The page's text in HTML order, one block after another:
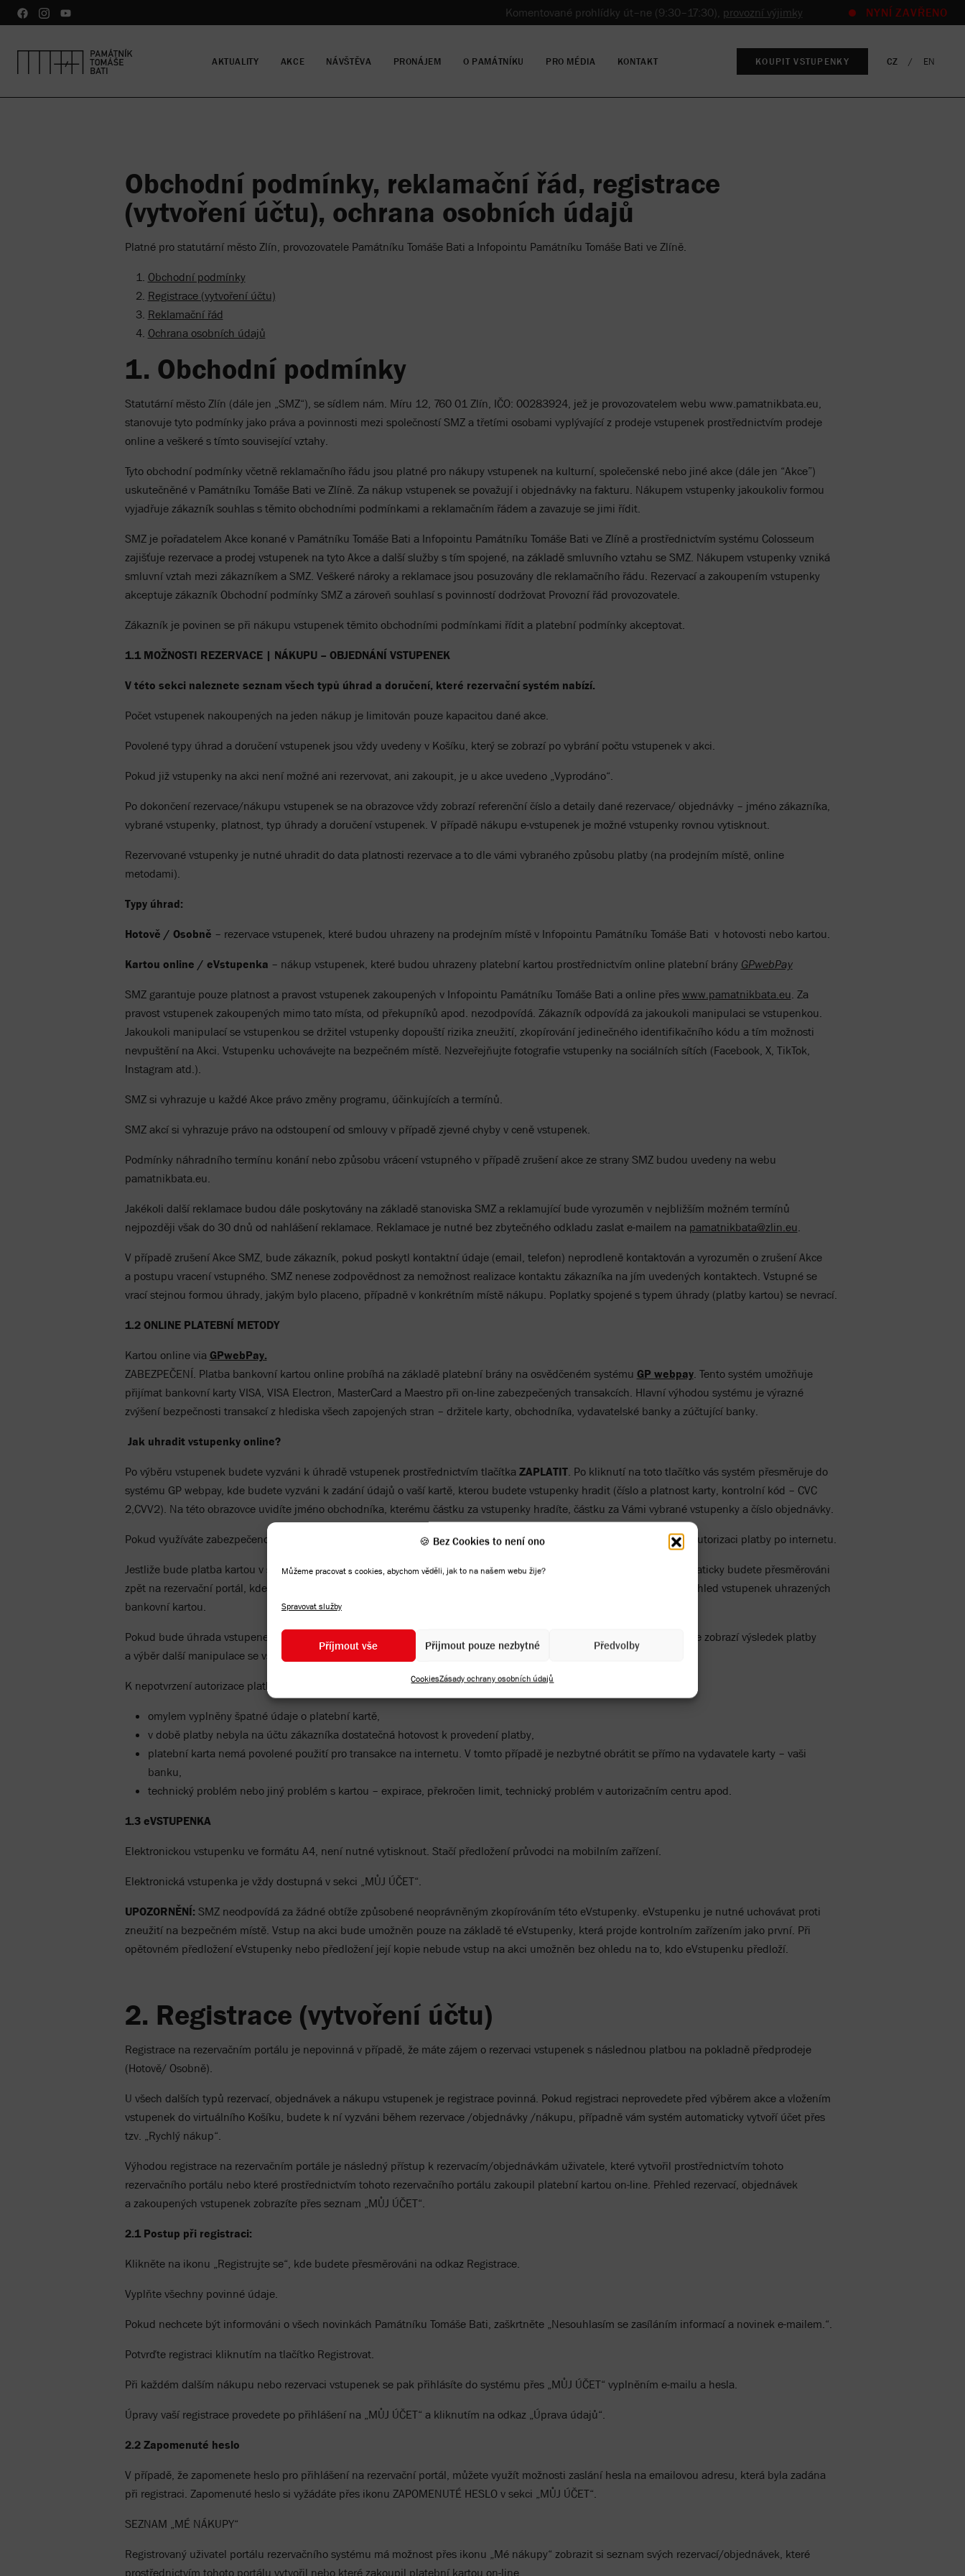
🍪 Bez Cookies to není ono
Můžeme pracovat s cookies, abychom věděli, jak to na našem webu žije?
Spravovat služby
Příjmout vše Přijmout pouze nezbytné Předvolby
CookiesZásady ochrany osobních údajů
Komentované prohlídky út–ne (9:30–17:30), provozní výjimky NYNÍ ZAVŘENO
AKTUALITY AKCE NÁVŠTĚVA PRONÁJEM O PAMÁTNÍKU PRO MÉDIA KONTAKT KOUPIT VSTUPENKY CZ EN
Obchodní podmínky, reklamační řád, registrace
(vytvoření účtu), ochrana osobních údajů
Platné pro statutární město Zlín, provozovatele Památníku Tomáše Bati a Infopointu Památníku Tomáše Bati ve Zlíně.
Obchodní podmínky
Registrace (vytvoření účtu)
Reklamační řád
Ochrana osobních údajů
1. Obchodní podmínky
Statutární město Zlín (dále jen „SMZ“), se sídlem nám. Míru 12, 760 01 Zlín, IČO: 00283924, jež je provozovatelem webu www.pamatnikbata.eu,
stanovuje tyto podmínky jako práva a povinnosti mezi společností SMZ a třetími osobami vyplývající z prodeje vstupenek prostřednictvím prodeje
online a veškeré s tímto související vztahy.
Tyto obchodní podmínky včetně reklamačního řádu jsou platné pro nákupy vstupenek na kulturní, společenské nebo jiné akce (dále jen “Akce”)
uskutečněné v Památníku Tomáše Bati ve Zlíně. Za nákup vstupenek se považují i objednávky na fakturu. Nákupem vstupenky jakoukoliv formou
vyjadřuje zákazník souhlas s těmito obchodními podmínkami a reklamačním řádem a zavazuje se jimi řídit.
SMZ je pořadatelem Akce konané v Památníku Tomáše Bati a Infopointu Památníku Tomáše Bati ve Zlíně a prostřednictvím systému Colosseum
zajišťuje rezervace a prodej vstupenek na tyto Akce a další služby s tím spojené, na základě smluvního vztahu se SMZ. Nákupem vstupenky vzniká
smluvní vztah mezi zákazníkem a SMZ. Veškeré nároky a reklamace jsou posuzovány dle reklamačního řádu. Rezervací a zakoupením vstupenky
akceptuje zákazník Obchodní podmínky SMZ a zároveň souhlasí s povinností dodržovat Provozní řád provozovatele.
Zákazník je povinen se při nákupu vstupenek těmito obchodními podmínkami řídit a platební podmínky akceptovat.
1.1 MOŽNOSTI REZERVACE | NÁKUPU – OBJEDNÁNÍ VSTUPENEK
V této sekci naleznete seznam všech typů úhrad a doručení, které rezervační systém nabízí.
Počet vstupenek nakoupených na jeden nákup je limitován pouze kapacitou dané akce.
Povolené typy úhrad a doručení vstupenek jsou vždy uvedeny v Košíku, který se zobrazí po vybrání počtu vstupenek v akci.
Pokud již vstupenky na akci není možné ani rezervovat, ani zakoupit, je u akce uvedeno „Vyprodáno“.
Po dokončení rezervace/nákupu vstupenek se na obrazovce vždy zobrazí referenční číslo a detaily dané rezervace/ objednávky – jméno zákazníka,
vybrané vstupenky, platnost, typ úhrady a doručení vstupenek. V případě nákupu e-vstupenek je možné vstupenky rovnou vytisknout.
Rezervované vstupenky je nutné uhradit do data platnosti rezervace a to dle vámi vybraného způsobu platby (na prodejním místě, online
metodami).
Typy úhrad:
Hotově / Osobně – rezervace vstupenek, které budou uhrazeny na prodejním místě v Infopointu Památníku Tomáše Bati v hotovosti nebo kartou.
Kartou online / eVstupenka – nákup vstupenek, které budou uhrazeny platební kartou prostřednictvím online platební brány GPwebPay
SMZ garantuje pouze platnost a pravost vstupenek zakoupených v Infopointu Památníku Tomáše Bati a online přeswww.pamatnikbata.eu. Za
pravost vstupenek zakoupených mimo tato místa, od překupníků apod. nezodpovídá. Zákazník odpovídá za jakoukoli manipulaci se vstupenkou.
Jakoukoli manipulací se vstupenkou se držitel vstupenky dopouští rizika zneužití, zkopírování jedinečného identifikačního kódu a tím možnosti
nevpuštění na Akci. Vstupenku uchovávejte na bezpečném místě. Nezveřejňujte fotografie vstupenky na sociálních sítích (Facebook, X, TikTok,
Instagram atd.).
SMZ si vyhrazuje u každé Akce právo změny programu, účinkujících a termínů.
SMZ akcí si vyhrazuje právo na odstoupení od smlouvy v případě zjevné chyby v ceně vstupenek.
Podmínky náhradního termínu konání nebo způsobu vrácení vstupného v případě zrušení akce ze strany SMZ budou uvedeny na webu
pamatnikbata.eu.
Jakékoli další reklamace budou dále poskytovány na základě stanoviska SMZ a reklamující bude vyrozuměn v nejbližším možném termínů
nejpozději však do 30 dnů od nahlášení reklamace. Reklamace je nutné bez zbytečného odkladu zaslat e-mailem na pamatnikbata@zlin.eu.
V případě zrušení Akce SMZ, bude zákazník, pokud poskytl kontaktní údaje (email, telefon) neprodleně kontaktován a vyrozuměn o zrušení Akce
a postupu vracení vstupného. SMZ nenese zodpovědnost za nemožnost realizace kontaktu zákazníka na jím uvedených kontaktech. Vstupné se
vrací stejnou formou úhrady, jakým bylo placeno, případně v konkrétním místě nákupu. Poplatky spojené s typem úhrady (platby kartou) se nevrací.
1.2 ONLINE PLATEBNÍ METODY
Kartou online viaGPwebPay.
ZABEZPEČENÍ. Platba bankovní kartou online probíhá na základě platební brány na osvědčeném systému GP webpay. Tento systém umožňuje
přijímat bankovní karty VISA, VISA Electron, MasterCard a Maestro při on-line zabezpečených transakcích. Hlavní výhodou systému je výrazné
zvýšení bezpečnosti transakcí z hlediska všech zapojených stran – držitele karty, obchodníka, vydavatelské banky a zúčtující banky.
Jak uhradit vstupenky online?
Po výběru vstupenek budete vyzváni k úhradě vstupenek prostřednictvím tlačítkaZAPLATIT. Po kliknutí na toto tlačítko vás systém přesměruje do
systému GP webpay, kde budete vyzváni k zadání údajů o vaší kartě, kterou budete vstupenky hradit (číslo a platnost karty, kontrolní kód – CVC
2,CVV2). Na této obrazovce uvidíte jméno obchodníka, kterému částku za vstupenky hradíte, částku za Vámi vybrané vstupenky a číslo objednávky.
Pokud využíváte zabezpečenou kartu v 3-D Security System, budete na následující stránce vyzváni k zadání hesla pro autorizaci platby po internetu.
Jestliže bude platba kartou v systému GP webpay úspěšná, bude vaší objednávce přiděleno identifikační číslo a automaticky budete přesměrováni
zpět na rezervační portál, kde budete informováni o kladném výsledku. Následně budete mít možnost si vytisknout přehled vstupenek uhrazených
bankovní kartou.
Pokud bude úhrada vstupenek neúspěšná, budete také automaticky přesměrováni zpět do rezervačního portálu, kde se zobrazí výsledek platby
a výběr další manipulace se vstupenkami.
K nepotvrzení autorizace platby může dojít z následujících důvodů:
omylem vyplněny špatné údaje o platební kartě,
v době platby nebyla na účtu zákazníka dostatečná hotovost k provedení platby,
platební karta nemá povolené použití pro transakce na internetu. V tomto případě je nezbytné obrátit se přímo na vydavatele karty – vaši
banku,
technický problém nebo jiný problém s kartou – expirace, překročen limit, technický problém v autorizačním centru apod.
1.3 eVSTUPENKA
Elektronickou vstupenku ve formátu A4, není nutné vytisknout. Stačí předložení průvodci na mobilním zařízení.
Elektronická vstupenka je vždy dostupná v sekci „MŮJ ÚČET“.
UPOZORNĚNÍ: SMZ neodpovídá za žádné obtíže způsobené neoprávněným zkopírováním této eVstupenky. eVstupenku je nutné uchovávat proti
zneužití na bezpečném místě. Vstup na akci bude umožněn pouze na základě té eVstupenky, která projde kontrolním zařízením jako první. Při
opětovném předložení eVstupenky nebo předložení její kopie nebude vstup na akci umožněn bez ohledu na to, kdo eVstupenku předloží.
2. Registrace (vytvoření účtu)
Registrace na rezervačním portálu je nepovinná v případě, že máte zájem o rezervaci vstupenek s následnou platbou na pokladně předprodeje
(Hotově/ Osobně).
U všech dalších typů rezervací, objednávek a nákupu vstupenek je registrace povinná. Pokud registraci neprovedete před výběrem akce a vložením
vstupenek do virtuálního Košíku, budete k ní vyzváni během rezervace /objednávky /nákupu, případně vám systém automaticky vytvoří účet přes
tzv. „Rychlý nákup“.
Výhodou registrace na rezervačním portále je následný přístup k rezervacím/objednávkám uživatele, které vytvořil prostřednictvím tohoto
rezervačního portálu nebo které prostřednictvím tohoto rezervačního portálu zakoupil platební kartou on-line. Přehled rezervací, objednávek
a zakoupených vstupenek zobrazíte přes seznam „MŮJ ÚČET“.
2.1 Postup při registraci:
Klikněte na ikonu „Registrujte se“, kde budete přesměrováni na odkaz Registrace.
Vyplňte všechny povinné údaje.
Pokud nechcete být informováni o všech novinkách Památníku Tomáše Bati, zaškrtněte „Nesouhlasím se zasíláním informací a novinek e-mailem.“.
Potvrďte registraci kliknutím na tlačítko Registrovat.
Při každém dalším nákupu nebo rezervaci vstupenek se pak přihlásíte do systému přes „MŮJ ÚČET“ vyplněním e-mailu a hesla.
Úpravy vaší registrace provedete po přihlášení na „MŮJ ÚČET“ a kliknutím na odkaz „Úprava údajů“.
2.2 Zapomenuté heslo
V případě, že zapomenete heslo pro přihlášení na rezervační portál, můžete využít možnosti zaslání hesla na emailovou adresu, která byla zadána
při registraci. Zapomenuté heslo si vyžádáte přes ikonu ZAPOMENUTÉ HESLO v sekci „MŮJ ÚČET“.
SEZNAM „MÉ NÁKUPY“
Registrovaný uživatel portálu rezervačního systému má možnost přes ikonu „Mé nákupy“ zobrazit si seznam svých rezervací/objednávek, které
prostřednictvím tohoto portálu vytvořil nebo které zakoupil platební kartou on-line.